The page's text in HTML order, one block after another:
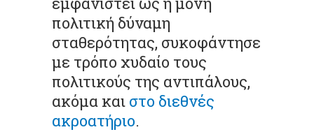
πολιτική δύναμη
σταθερότητας, συκοφάντησε
με τρόπο χυδαίο τους
πολιτικούς της αντιπάλους,
ακόμα και στο διεθνές
ακροατήριο.